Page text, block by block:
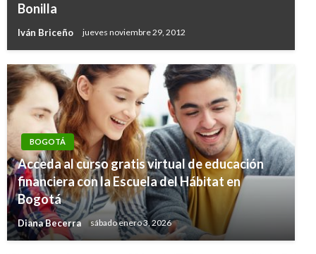
Bonilla
Iván Briceño jueves noviembre 29, 2012
BOGOTÁ
Acceda al curso gratis virtual de educación
financiera con la Escuela del Hábitat en
Bogotá
Diana Becerra sábado enero 3, 2026